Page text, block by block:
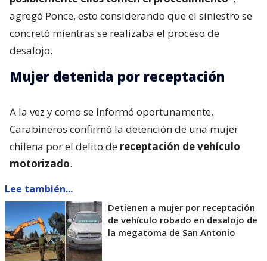
agregó Ponce, esto considerando que el siniestro se
concretó mientras se realizaba el proceso de
desalojo.
Mujer detenida por receptación
A la vez y como se informó oportunamente,
Carabineros confirmó la detención de una mujer
chilena por el delito de receptación de vehículo
motorizado.
Lee también...
Detienen a mujer por receptación
de vehículo robado en desalojo de
la megatoma de San Antonio